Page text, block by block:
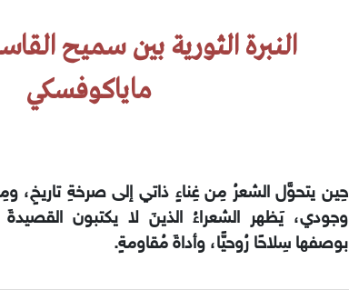
النبرة الثورية بين سميح
ماياكوفسكي
حِين يتحوَّل الشعرُ مِن غِناءٍ ذاتي إلى صرخةِ
وجودي، يَظهر الشعراءُ الذينَ لا يكتبون
بوصفها سِلاحًا رُوحيًّا، وأداةَ مُقاومةٍ.